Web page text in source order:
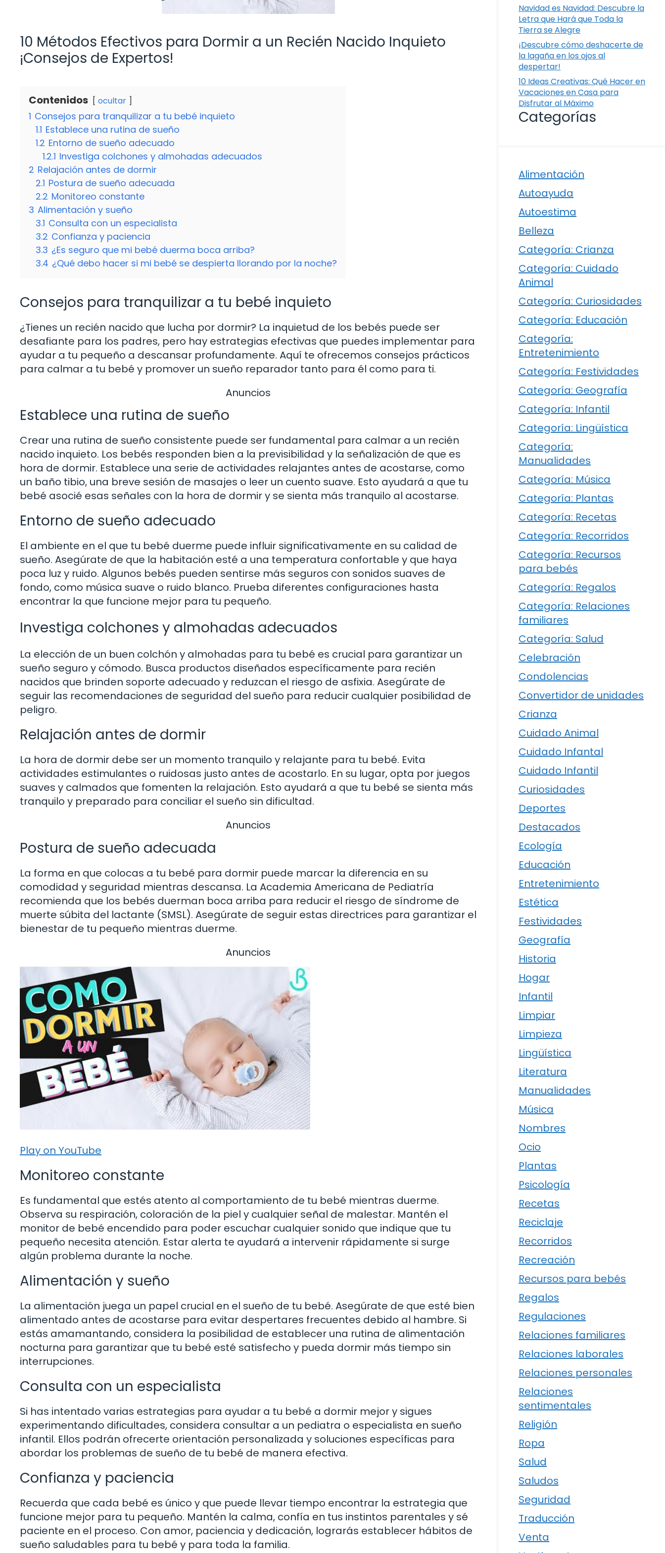
10 Métodos Efectivos para Dormir a un Recién Nacido Inquieto
¡Consejos de Expertos!
Contenidos ocultar
1 Consejos para tranquilizar a tu bebé inquieto
1.1 Establece una rutina de sueño
1.2 Entorno de sueño adecuado
1.2.1 Investiga colchones y almohadas adecuados
2 Relajación antes de dormir
2.1 Postura de sueño adecuada
2.2 Monitoreo constante
3 Alimentación y sueño
3.1 Consulta con un especialista
3.2 Confianza y paciencia
3.3 ¿Es seguro que mi bebé duerma boca arriba?
3.4 ¿Qué debo hacer si mi bebé se despierta llorando por la noche?
Consejos para tranquilizar a tu bebé inquieto
¿Tienes un recién nacido que lucha por dormir? La inquietud de los bebés puede ser
desafiante para los padres, pero hay estrategias efectivas que puedes implementar para
ayudar a tu pequeño a descansar profundamente. Aquí te ofrecemos consejos prácticos
para calmar a tu bebé y promover un sueño reparador tanto para él como para ti.
Anuncios
Establece una rutina de sueño
Crear una rutina de sueño consistente puede ser fundamental para calmar a un recién
nacido inquieto. Los bebés responden bien a la previsibilidad y la señalización de que es
hora de dormir. Establece una serie de actividades relajantes antes de acostarse, como
un baño tibio, una breve sesión de masajes o leer un cuento suave. Esto ayudará a que tu
bebé asocié esas señales con la hora de dormir y se sienta más tranquilo al acostarse.
Entorno de sueño adecuado
El ambiente en el que tu bebé duerme puede influir significativamente en su calidad de
sueño. Asegúrate de que la habitación esté a una temperatura confortable y que haya
poca luz y ruido. Algunos bebés pueden sentirse más seguros con sonidos suaves de
fondo, como música suave o ruido blanco. Prueba diferentes configuraciones hasta
encontrar la que funcione mejor para tu pequeño.
Investiga colchones y almohadas adecuados
La elección de un buen colchón y almohadas para tu bebé es crucial para garantizar un
sueño seguro y cómodo. Busca productos diseñados específicamente para recién
nacidos que brinden soporte adecuado y reduzcan el riesgo de asfixia. Asegúrate de
seguir las recomendaciones de seguridad del sueño para reducir cualquier posibilidad de
peligro.
Relajación antes de dormir
La hora de dormir debe ser un momento tranquilo y relajante para tu bebé. Evita
actividades estimulantes o ruidosas justo antes de acostarlo. En su lugar, opta por juegos
suaves y calmados que fomenten la relajación. Esto ayudará a que tu bebé se sienta más
tranquilo y preparado para conciliar el sueño sin dificultad.
Anuncios
Postura de sueño adecuada
La forma en que colocas a tu bebé para dormir puede marcar la diferencia en su
comodidad y seguridad mientras descansa. La Academia Americana de Pediatría
recomienda que los bebés duerman boca arriba para reducir el riesgo de síndrome de
muerte súbita del lactante (SMSL). Asegúrate de seguir estas directrices para garantizar el
bienestar de tu pequeño mientras duerme.
Anuncios
Play on YouTube
Monitoreo constante
Es fundamental que estés atento al comportamiento de tu bebé mientras duerme.
Observa su respiración, coloración de la piel y cualquier señal de malestar. Mantén el
monitor de bebé encendido para poder escuchar cualquier sonido que indique que tu
pequeño necesita atención. Estar alerta te ayudará a intervenir rápidamente si surge
algún problema durante la noche.
Alimentación y sueño
La alimentación juega un papel crucial en el sueño de tu bebé. Asegúrate de que esté bien
alimentado antes de acostarse para evitar despertares frecuentes debido al hambre. Si
estás amamantando, considera la posibilidad de establecer una rutina de alimentación
nocturna para garantizar que tu bebé esté satisfecho y pueda dormir más tiempo sin
interrupciones.
Consulta con un especialista
Si has intentado varias estrategias para ayudar a tu bebé a dormir mejor y sigues
experimentando dificultades, considera consultar a un pediatra o especialista en sueño
infantil. Ellos podrán ofrecerte orientación personalizada y soluciones específicas para
abordar los problemas de sueño de tu bebé de manera efectiva.
Confianza y paciencia
Recuerda que cada bebé es único y que puede llevar tiempo encontrar la estrategia que
funcione mejor para tu pequeño. Mantén la calma, confía en tus instintos parentales y sé
paciente en el proceso. Con amor, paciencia y dedicación, lograrás establecer hábitos de
sueño saludables para tu bebé y para toda la familia.
Navidad es Navidad: Descubre la
Letra que Hará que Toda la
Tierra se Alegre
¡Descubre cómo deshacerte de
la lagaña en los ojos al
despertar!
10 Ideas Creativas: Qué Hacer en
Vacaciones en Casa para
Disfrutar al Máximo
Categorías
Alimentación
Autoayuda
Autoestima
Belleza
Categoría: Crianza
Categoría: Cuidado
Animal
Categoría: Curiosidades
Categoría: Educación
Categoría:
Entretenimiento
Categoría: Festividades
Categoría: Geografía
Categoría: Infantil
Categoría: Lingüística
Categoría:
Manualidades
Categoría: Música
Categoría: Plantas
Categoría: Recetas
Categoría: Recorridos
Categoría: Recursos
para bebés
Categoría: Regalos
Categoría: Relaciones
familiares
Categoría: Salud
Celebración
Condolencias
Convertidor de unidades
Crianza
Cuidado Animal
Cuidado Infantal
Cuidado Infantil
Curiosidades
Deportes
Destacados
Ecología
Educación
Entretenimiento
Estética
Festividades
Geografía
Historia
Hogar
Infantil
Limpiar
Limpieza
Lingüística
Literatura
Manualidades
Música
Nombres
Ocio
Plantas
Psicología
Recetas
Reciclaje
Recorridos
Recreación
Recursos para bebés
Regalos
Regulaciones
Relaciones familiares
Relaciones laborales
Relaciones personales
Relaciones
sentimentales
Religión
Ropa
Salud
Saludos
Seguridad
Traducción
Venta